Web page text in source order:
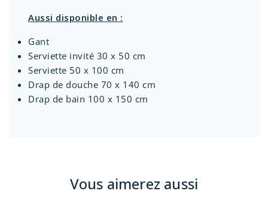
Aussi disponible en :
Gant
Serviette invité 30 x 50 cm
Serviette 50 x 100 cm
Drap de douche 70 x 140 cm
Drap de bain 100 x 150 cm
Vous aimerez aussi